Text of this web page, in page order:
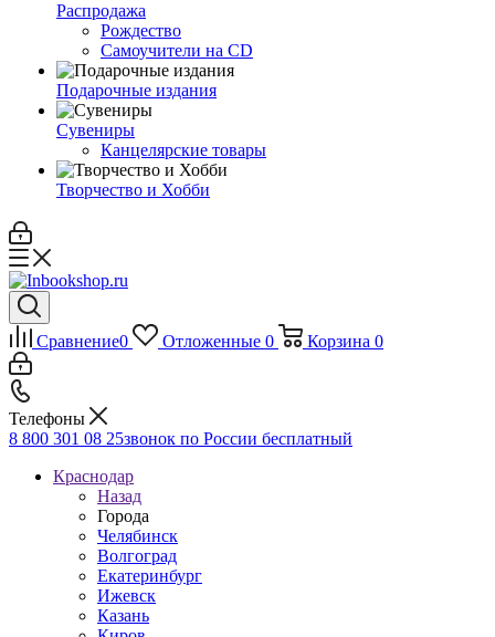
Распродажа
Рождество
Самоучители на CD
Подарочные издания
Сувениры
Канцелярские товары
Творчество и Хобби
Сравнение0 Отложенные 0 Корзина 0
Телефоны
8 800 301 08 25звонок по России бесплатный
Краснодар
Назад
Города
Челябинск
Волгоград
Екатеринбург
Ижевск
Казань